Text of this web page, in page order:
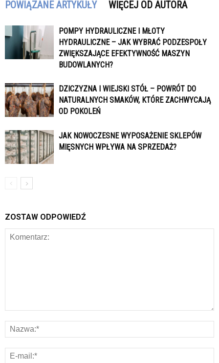
POWIĄZANE ARTYKUŁY WIĘCEJ OD AUTORA
POMPY HYDRAULICZNE I MŁOTY
HYDRAULICZNE – JAK WYBRAĆ PODZESPOŁY
ZWIĘKSZAJĄCE EFEKTYWNOŚĆ MASZYN
BUDOWLANYCH?
DZICZYZNA I WIEJSKI STÓŁ – POWRÓT DO
NATURALNYCH SMAKÓW, KTÓRE ZACHWYCAJĄ
OD POKOLEŃ
JAK NOWOCZESNE WYPOSAŻENIE SKLEPÓW
MIĘSNYCH WPŁYWA NA SPRZEDAŻ?
ZOSTAW ODPOWIEDŹ